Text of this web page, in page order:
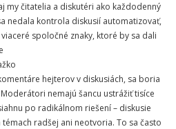
my čitatelia a diskutéri ako každodenný
nedala kontrola diskusií automatizovať,
spoločné znaky, ktoré by sa dali
hejterov v diskusiách, sa boria
nemajú šancu ustrážiť tisíce
po radikálnom riešení – diskusie
radšej ani neotvoria. To sa často